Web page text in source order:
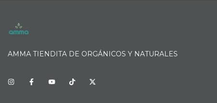
AMMA TIENDITA DE ORGÁNICOS Y NATURALES